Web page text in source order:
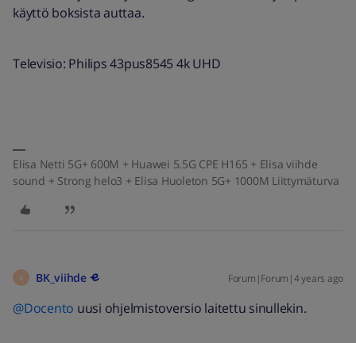
käyttö boksista auttaa.
Televisio: Philips 43pus8545 4k UHD
Elisa Netti 5G+ 600M + Huawei 5.5G CPE H165 + Elisa viihde
sound + Strong helo3 + Elisa Huoleton 5G+ 1000M Liittymäturva
B BK_viihde Forum|Forum|4 years ago
@Docento uusi ohjelmistoversio laitettu sinullekin.